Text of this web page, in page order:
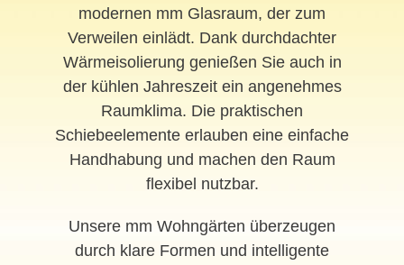
modernen mm Glasraum, der zum
Verweilen einlädt. Dank durchdachter
Wärmeisolierung genießen Sie auch in
der kühlen Jahreszeit ein angenehmes
Raumklima. Die praktischen
Schiebeelemente erlauben eine einfache
Handhabung und machen den Raum
flexibel nutzbar.
Unsere mm Wohngärten überzeugen
durch klare Formen und intelligente